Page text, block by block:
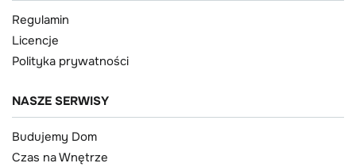
Regulamin
Licencje
Polityka prywatności
NASZE SERWISY
Budujemy Dom
Czas na Wnętrze